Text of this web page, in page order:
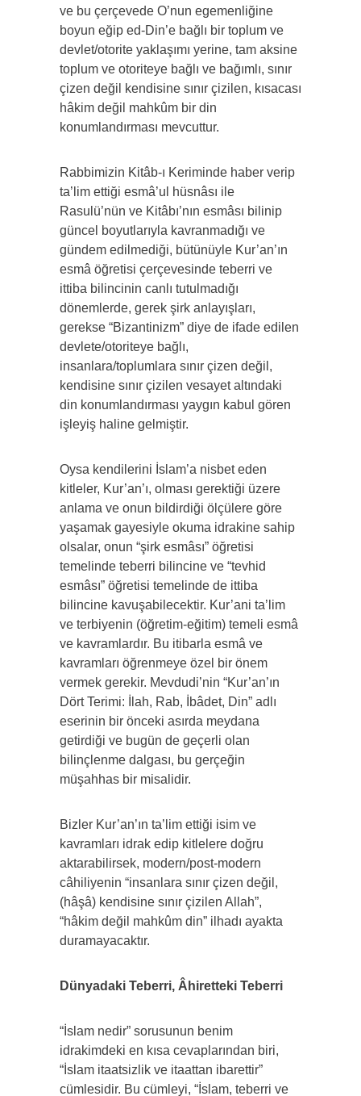
ve bu çerçevede O’nun egemenliğine
boyun eğip ed-Din’e bağlı bir toplum ve
devlet/otorite yaklaşımı yerine, tam aksine
toplum ve otoriteye bağlı ve bağımlı, sınır
çizen değil kendisine sınır çizilen, kısacası
hâkim değil mahkûm bir din
konumlandırması mevcuttur.
Rabbimizin Kitâb-ı Keriminde haber verip
ta’lim ettiği esmâ’ul hüsnâsı ile
Rasulü’nün ve Kitâbı’nın esmâsı bilinip
güncel boyutlarıyla kavranmadığı ve
gündem edilmediği, bütünüyle Kur’an’ın
esmâ öğretisi çerçevesinde teberri ve
ittiba bilincinin canlı tutulmadığı
dönemlerde, gerek şirk anlayışları,
gerekse “Bizantinizm” diye de ifade edilen
devlete/otoriteye bağlı,
insanlara/toplumlara sınır çizen değil,
kendisine sınır çizilen vesayet altındaki
din konumlandırması yaygın kabul gören
işleyiş haline gelmiştir.
Oysa kendilerini İslam’a nisbet eden
kitleler, Kur’an’ı, olması gerektiği üzere
anlama ve onun bildirdiği ölçülere göre
yaşamak gayesiyle okuma idrakine sahip
olsalar, onun “şirk esmâsı” öğretisi
temelinde teberri bilincine ve “tevhid
esmâsı” öğretisi temelinde de ittiba
bilincine kavuşabilecektir. Kur’ani ta’lim
ve terbiyenin (öğretim-eğitim) temeli esmâ
ve kavramlardır. Bu itibarla esmâ ve
kavramları öğrenmeye özel bir önem
vermek gerekir. Mevdudi’nin “Kur’an’ın
Dört Terimi: İlah, Rab, İbâdet, Din” adlı
eserinin bir önceki asırda meydana
getirdiği ve bugün de geçerli olan
bilinçlenme dalgası, bu gerçeğin
müşahhas bir misalidir.
Bizler Kur’an’ın ta’lim ettiği isim ve
kavramları idrak edip kitlelere doğru
aktarabilirsek, modern/post-modern
câhiliyenin “insanlara sınır çizen değil,
(hâşâ) kendisine sınır çizilen Allah”,
“hâkim değil mahkûm din” ilhadı ayakta
duramayacaktır.
Dünyadaki Teberri, Âhiretteki Teberri
“İslam nedir” sorusunun benim
idrakimdeki en kısa cevaplarından biri,
“İslam itaatsizlik ve itaattan ibarettir”
cümlesidir. Bu cümleyi, “İslam, teberri ve